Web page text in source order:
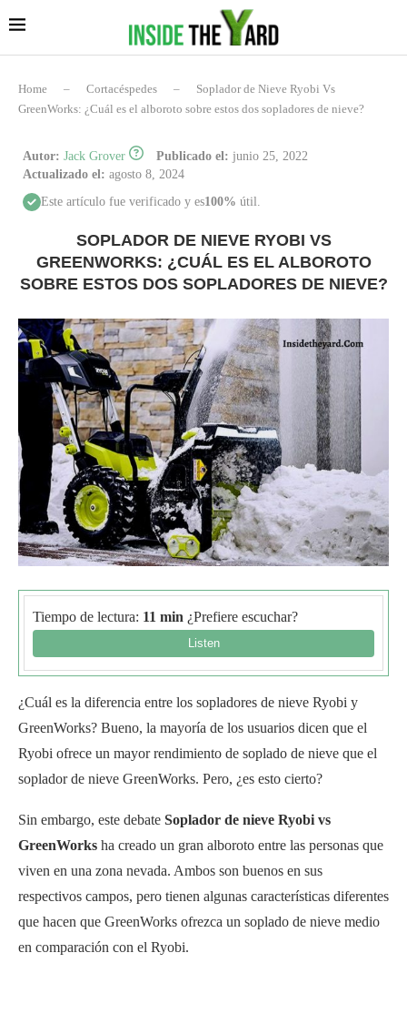
Home – Cortacéspedes –
Soplador de Nieve Ryobi Vs
GreenWorks: ¿Cuál es el alboroto sobre estos dos sopladores de nieve?
Autor: Jack Grover Publicado el: junio 25, 2022
Actualizado el: agosto 8, 2024
Este artículo fue verificado y es100% útil.
SOPLADOR DE NIEVE RYOBI VS
GREENWORKS: ¿CUÁL ES EL ALBOROTO
SOBRE ESTOS DOS SOPLADORES DE NIEVE?
Tiempo de lectura: 11 min ¿Prefiere escuchar?
¿Cuál es la diferencia entre los sopladores de nieve Ryobi y
GreenWorks? Bueno, la mayoría de los usuarios dicen que el
Ryobi ofrece un mayor rendimiento de soplado de nieve que el
soplador de nieve GreenWorks. Pero, ¿es esto cierto?
Sin embargo, este debate Soplador de nieve Ryobi vs
GreenWorks ha creado un gran alboroto entre las personas que
viven en una zona nevada. Ambos son buenos en sus
respectivos campos, pero tienen algunas características diferentes
que hacen que GreenWorks ofrezca un soplado de nieve medio
en comparación con el Ryobi.